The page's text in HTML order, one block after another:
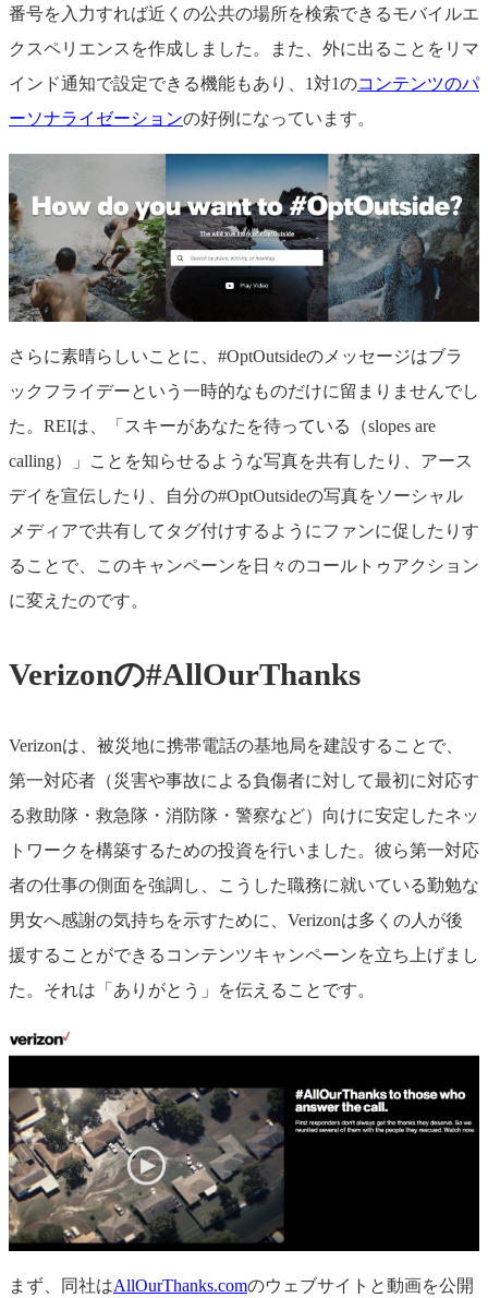
番号を入力すれば近くの公共の場所を検索できるモバイルエ
クスペリエンスを作成しました。また、外に出ることをリマ
インド通知で設定できる機能もあり、1対1のコンテンツのパ
ーソナライゼーションの好例になっています。
さらに素晴らしいことに、#OptOutsideのメッセージはブラ
ックフライデーという一時的なものだけに留まりませんでし
た。REIは、「スキーがあなたを待っている（slopes are
calling）」ことを知らせるような写真を共有したり、アース
デイを宣伝したり、自分の#OptOutsideの写真をソーシャル
メディアで共有してタグ付けするようにファンに促したりす
ることで、このキャンペーンを日々のコールトゥアクション
に変えたのです。
Verizonの#AllOurThanks
Verizonは、被災地に携帯電話の基地局を建設することで、
第一対応者（災害や事故による負傷者に対して最初に対応す
る救助隊・救急隊・消防隊・警察など）向けに安定したネッ
トワークを構築するための投資を行いました。彼ら第一対応
者の仕事の側面を強調し、こうした職務に就いている勤勉な
男女へ感謝の気持ちを示すために、Verizonは多くの人が後
援することができるコンテンツキャンペーンを立ち上げまし
た。それは「ありがとう」を伝えることです。
まず、同社はAllOurThanks.comのウェブサイトと動画を公開